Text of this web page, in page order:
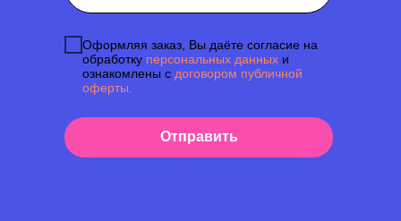
Оформляя заказ, Вы даёте согласие на
обработку персональных данных и
ознакомлены с договором публичной
оферты.
Отправить